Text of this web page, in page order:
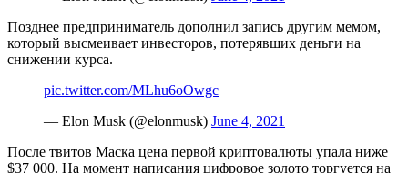
Позднее предприниматель дополнил запись другим мемом,
который высмеивает инвесторов, потерявших деньги на
снижении курса.
pic.twitter.com/MLhu6oOwgc
— Elon Musk (@elonmusk) June 4, 2021
После твитов Маска цена первой криптовалюты упала ниже
$37 000. На момент написания цифровое золото торгуется на